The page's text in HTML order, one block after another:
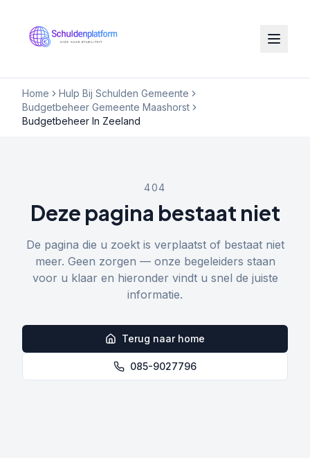
Home
Hulp Bij Schulden Gemeente
Budgetbeheer Gemeente Maashorst
Budgetbeheer In Zeeland
404
Deze pagina bestaat niet
De pagina die u zoekt is verplaatst of bestaat niet
meer. Geen zorgen — onze begeleiders staan
voor u klaar en hieronder vindt u snel de juiste
informatie.
Terug naar home
085-9027796